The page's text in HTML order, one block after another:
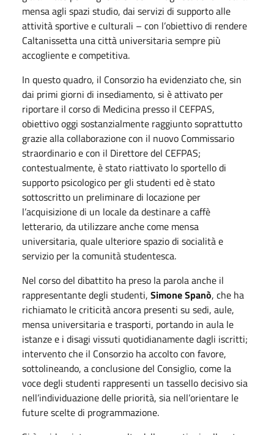
mensa agli spazi studio, dai servizi di supporto alle
attività sportive e culturali – con l’obiettivo di rendere
Caltanissetta una città universitaria sempre più
accogliente e competitiva.
In questo quadro, il Consorzio ha evidenziato che, sin
dai primi giorni di insediamento, si è attivato per
riportare il corso di Medicina presso il CEFPAS,
obiettivo oggi sostanzialmente raggiunto soprattutto
grazie alla collaborazione con il nuovo Commissario
straordinario e con il Direttore del CEFPAS;
contestualmente, è stato riattivato lo sportello di
supporto psicologico per gli studenti ed è stato
sottoscritto un preliminare di locazione per
l’acquisizione di un locale da destinare a caffè
letterario, da utilizzare anche come mensa
universitaria, quale ulteriore spazio di socialità e
servizio per la comunità studentesca.
Nel corso del dibattito ha preso la parola anche il
rappresentante degli studenti, Simone Spanò, che ha
richiamato le criticità ancora presenti su sedi, aule,
mensa universitaria e trasporti, portando in aula le
istanze e i disagi vissuti quotidianamente dagli iscritti;
intervento che il Consorzio ha accolto con favore,
sottolineando, a conclusione del Consiglio, come la
voce degli studenti rappresenti un tassello decisivo sia
nell’individuazione delle priorità, sia nell’orientare le
future scelte di programmazione.